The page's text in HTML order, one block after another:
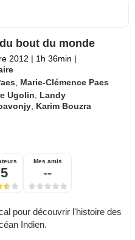
bout du monde
2012 | 1h 36min |
Marie-Clémence Paes
Ugolin
Landy
Karim Bouzra
Mes amis
--
pour découvrir l'histoire des
Indien.